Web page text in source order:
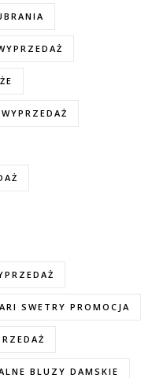
SWETRY PROMOCJA
BLUZY DAMSKIE